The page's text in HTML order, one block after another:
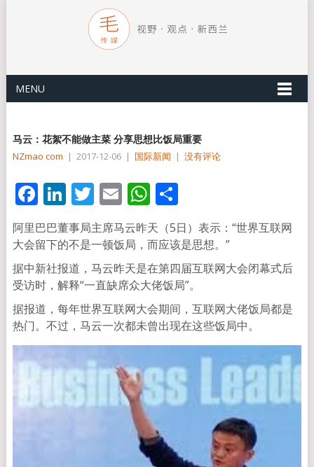
MENU
马云：花絮不能做主菜 分享思想比饭局重要
NZmao com | 2017-12-06 | 国际新闻 | 没有评论
Facebook
LinkedIn
Twitter
EmailWhatsApp
分
享
阿里巴巴董事局主席马云昨天（5日）表示：“世界互联网
大会留下的不是一顿饭局，而应该是思想。”
据中新社报道，马云昨天是在第四届互联网大会闭幕式后
受访时，解释“一直缺席众大佬饭局”。
据报道，每年世界互联网大会期间，互联网大佬饭局都是
热门。不过，马云一次都未曾出现在这些饭局中。